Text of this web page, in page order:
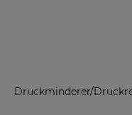
Druckminderer/